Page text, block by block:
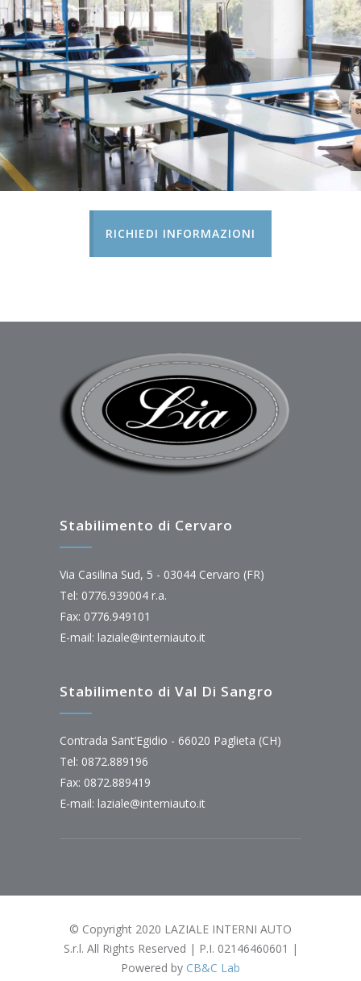
RICHIEDI INFORMAZIONI
Stabilimento di Cervaro
Via Casilina Sud, 5 - 03044 Cervaro (FR)
Tel: 0776.939004 r.a.
Fax: 0776.949101
E-mail: laziale@interniauto.it
Stabilimento di Val Di Sangro
Contrada Sant’Egidio - 66020 Paglieta (CH)
Tel: 0872.889196
Fax: 0872.889419
E-mail: laziale@interniauto.it
© Copyright 2020 LAZIALE INTERNI AUTO
S.r.l. All Rights Reserved | P.I. 02146460601 |
Powered by CB&C Lab